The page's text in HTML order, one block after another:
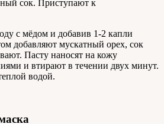
сок. Приступают к
с мёдом и добавив 1-2 капли
добавляют мускатный орех, сок
Пасту наносят на кожу
и втирают в течении двух минут.
водой.